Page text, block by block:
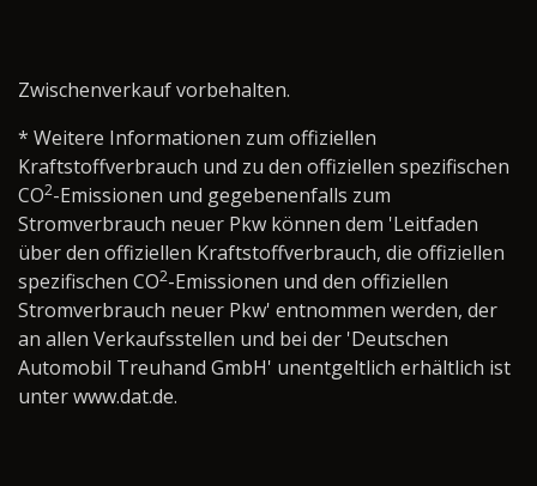
Zwischenverkauf vorbehalten.
* Weitere Informationen zum offiziellen
Kraftstoffverbrauch und zu den offiziellen spezifischen
CO2-Emissionen und gegebenenfalls zum
Stromverbrauch neuer Pkw können dem 'Leitfaden
über den offiziellen Kraftstoffverbrauch, die offiziellen
spezifischen CO2-Emissionen und den offiziellen
Stromverbrauch neuer Pkw' entnommen werden, der
an allen Verkaufsstellen und bei der 'Deutschen
Automobil Treuhand GmbH' unentgeltlich erhältlich ist
unter www.dat.de.